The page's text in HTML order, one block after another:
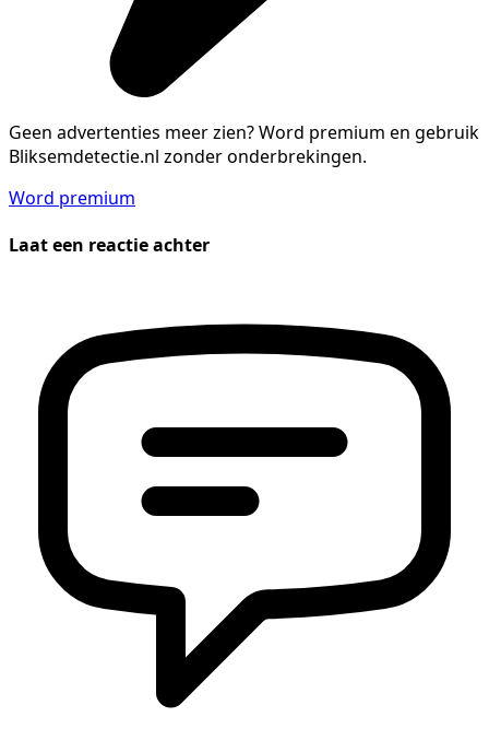
Geen advertenties meer zien?Word premium en gebruik
Bliksemdetectie.nl zonder onderbrekingen.
Word premium
Laat een reactie achter